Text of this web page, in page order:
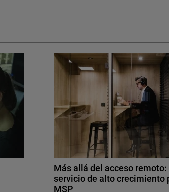
Más allá del acceso
servicio de alto crecimiento
MSP